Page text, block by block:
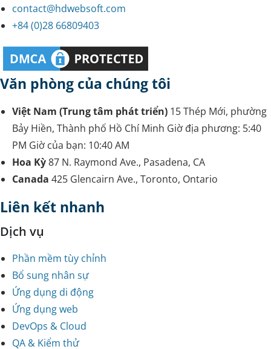
contact@hdwebsoft.com
+84 (0)28 66809403
Văn phòng của chúng tôi
Việt Nam (Trung tâm phát triển) 15 Thép Mới, phường
Bảy Hiền, Thành phố Hồ Chí Minh Giờ địa phương: 5:40
PM Giờ của bạn: 10:40 AM
Hoa Kỳ87 N. Raymond Ave., Pasadena, CA
Canada 425 Glencairn Ave., Toronto, Ontario
Liên kết nhanh
Dịch vụ
Phần mềm tùy chỉnh
Bổ sung nhân sự
Ứng dụng di động
Ứng dụng web
DevOps & Cloud
QA & Kiểm thử